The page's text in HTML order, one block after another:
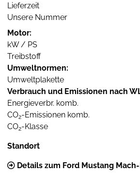
Lieferzeit
Unsere Nummer
Motor:
kW / PS
Treibstoff
Umweltnormen:
Umweltplakette
Verbrauch und Emissionen nach
Energieverbr. komb.
CO2-Emissionen komb.
CO2-Klasse
Standort
Details zum Ford Mustang